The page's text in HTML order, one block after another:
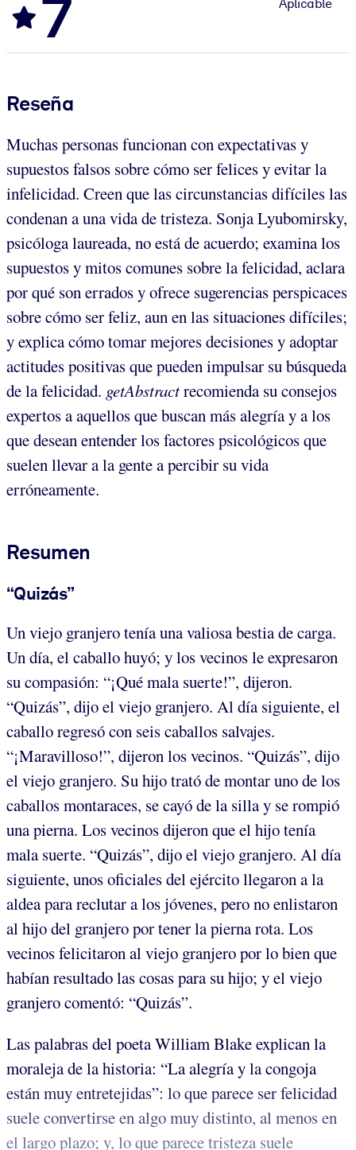
7
Aplicable
Reseña
Muchas personas funcionan con expectativas y
supuestos falsos sobre cómo ser felices y evitar la
infelicidad. Creen que las circunstancias difíciles las
condenan a una vida de tristeza. Sonja Lyubomirsky,
psicóloga laureada, no está de acuerdo; examina los
supuestos y mitos comunes sobre la felicidad, aclara
por qué son errados y ofrece sugerencias perspicaces
sobre cómo ser feliz, aun en las situaciones difíciles;
y explica cómo tomar mejores decisiones y adoptar
actitudes positivas que pueden impulsar su búsqueda
de la felicidad. getAbstractrecomienda su consejos
expertos a aquellos que buscan más alegría y a los
que desean entender los factores psicológicos que
suelen llevar a la gente a percibir su vida
erróneamente.
Resumen
“Quizás”
Un viejo granjero tenía una valiosa bestia de carga.
Un día, el caballo huyó; y los vecinos le expresaron
su compasión: “¡Qué mala suerte!”, dijeron.
“Quizás”, dijo el viejo granjero. Al día siguiente, el
caballo regresó con seis caballos salvajes.
“¡Maravilloso!”, dijeron los vecinos. “Quizás”, dijo
el viejo granjero. Su hijo trató de montar uno de los
caballos montaraces, se cayó de la silla y se rompió
una pierna. Los vecinos dijeron que el hijo tenía
mala suerte. “Quizás”, dijo el viejo granjero. Al día
siguiente, unos oficiales del ejército llegaron a la
aldea para reclutar a los jóvenes, pero no enlistaron
al hijo del granjero por tener la pierna rota. Los
vecinos felicitaron al viejo granjero por lo bien que
habían resultado las cosas para su hijo; y el viejo
granjero comentó: “Quizás”.
Las palabras del poeta William Blake explican la
moraleja de la historia: “La alegría y la congoja
están muy entretejidas”: lo que parece ser felicidad
suele convertirse en algo muy distinto, al menos en
el largo plazo; y, lo que parece tristeza suele